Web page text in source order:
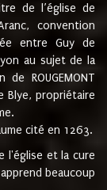
de l’église de
convention
entre Guy de
au sujet de la
ROUGEMONT
Blye, propriétaire
cité en 1263.
l'église et la cure
beaucoup